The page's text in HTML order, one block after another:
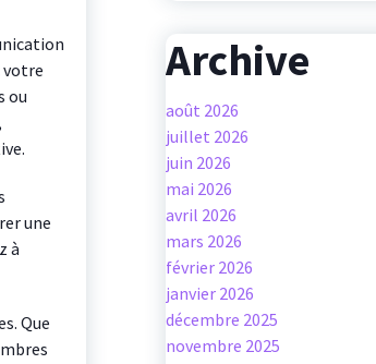
votre
ou
une
à
Que
Archive
août 2026
juillet 2026
juin 2026
mai 2026
avril 2026
mars 2026
février 2026
janvier 2026
décembre 2025
novembre 2025